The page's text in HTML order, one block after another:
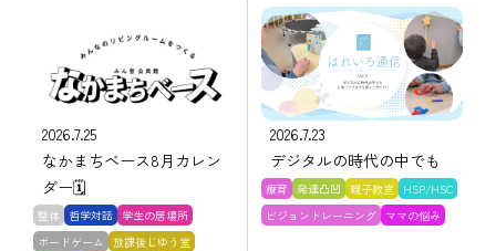
2026.7.25
なかまちベース8月カレン
ダー🗓️
整体 哲学対話
学生の居場所
ボードゲーム 放課後じゆう室
2026.7.23
デジタルの時代の中でも
療育 発達凸凹 親子教室 HSP/HSC
ビジョントレーニング ママの悩み